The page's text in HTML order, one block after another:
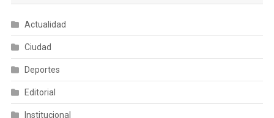
Actualidad
Ciudad
Deportes
Editorial
Institucional